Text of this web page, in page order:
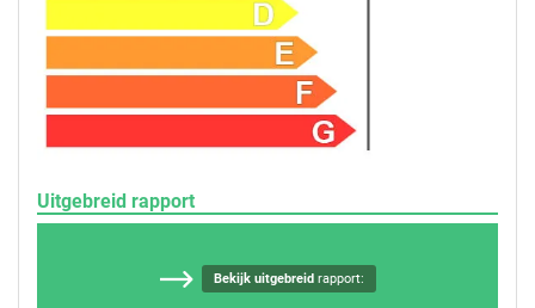
Uitgebreid rapport
Bekijk uitgebreidrapport: